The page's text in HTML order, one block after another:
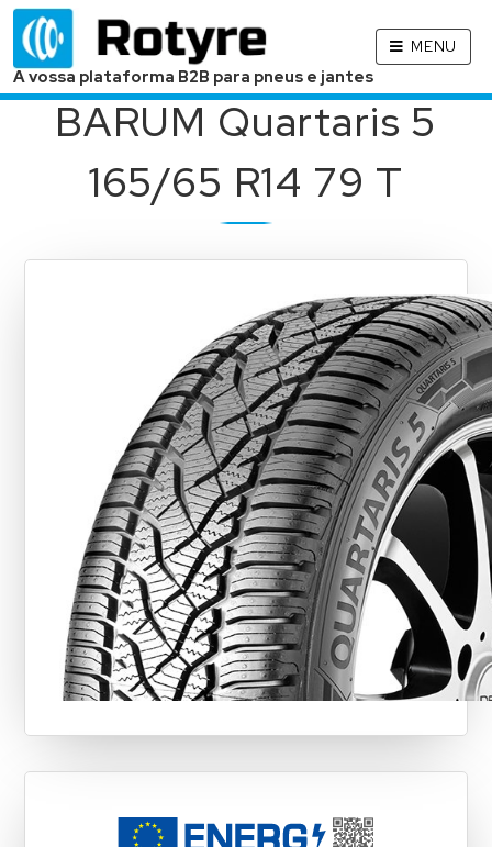
A vossa plataforma B2B para pneus e jantes
MENU
BARUM Quartaris 5
165/65 R14 79 T